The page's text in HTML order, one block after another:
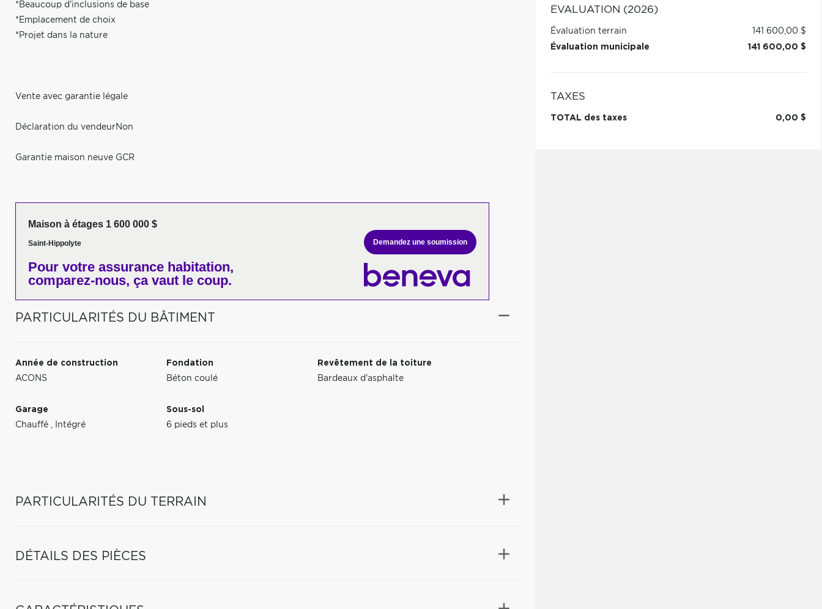
*Beaucoup d'inclusions de base
*Emplacement de choix
*Projet dans la nature
Vente avec garantie légale
Déclaration du vendeurNon
Garantie maison neuve GCR
Maison à étages 1 600 000 $
Saint-Hippolyte
Pour votre assurance habitation,
comparez-nous, ça vaut le coup.
Demandez une soumission
PARTICULARITÉS DU BÂTIMENT
Année de construction
ACONS
Fondation
Béton coulé
Revêtement de la toiture
Bardeaux d'asphalte
Garage
Chauffé , Intégré
Sous-sol
6 pieds et plus
PARTICULARITÉS DU TERRAIN
DÉTAILS DES PIÈCES
ÉVALUATION (2026)
Évaluation terrain
141 600,00 $
Évaluation municipale
141 600,00 $
TAXES
TOTAL des taxes 0,00 $